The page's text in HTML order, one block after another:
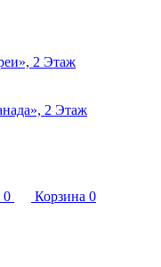
2 Этаж
2 Этаж
0 Корзина 0